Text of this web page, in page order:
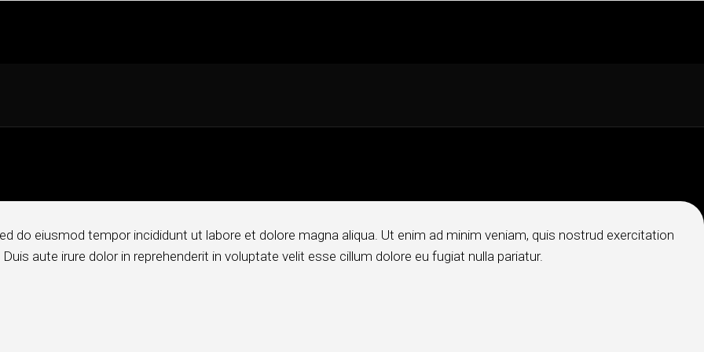
do eiusmod tempor incididunt ut labore et dolore magna aliqua. Ut enim ad minim veniam, quis nostrud exercitation
aute irure dolor in reprehenderit in voluptate velit esse cillum dolore eu fugiat nulla pariatur.